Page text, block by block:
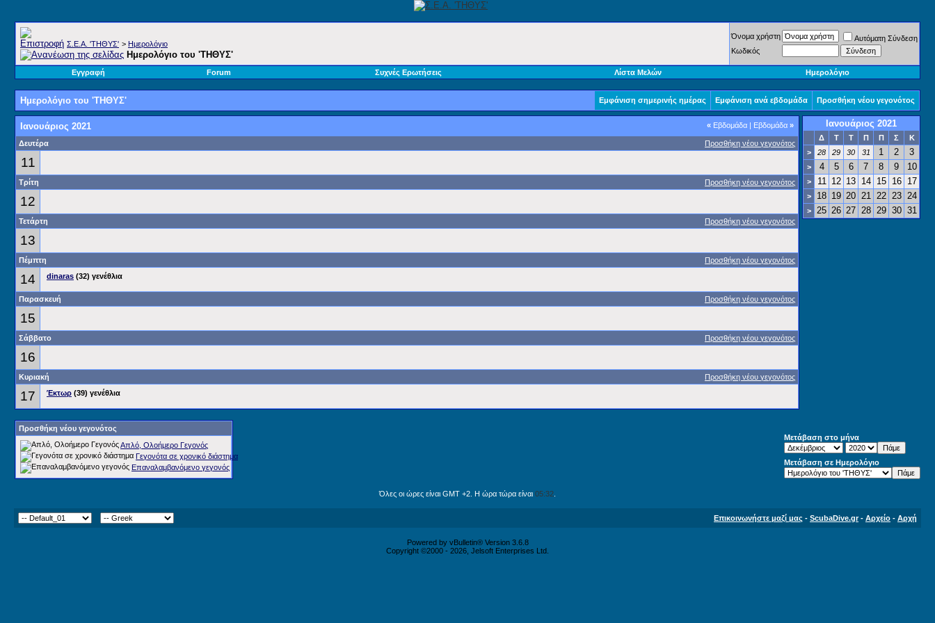
Σ.E.A. 'ΤΗΘΥΣ' > Ημερολόγιο
Ημερολόγιο του 'ΤΗΘΥΣ'
Όνομα χρήστη
Αυτόματη Σύνδεση
Κωδικός
Εγγραφή Forum Συχνές Ερωτήσεις Λίστα Μελών Ημερολόγιο
Ημερολόγιο του 'ΤΗΘΥΣ' Εμφάνιση σημερινής ημέρας Εμφάνιση ανά εβδομάδα Προσθήκη νέου γεγονότος
« Εβδομάδα | Εβδομάδα »
Ιανουάριος 2021
Προσθήκη νέου γεγονότος
Δευτέρα
11
Προσθήκη νέου γεγονότος
Τρίτη
12
Προσθήκη νέου γεγονότος
Τετάρτη
13
Προσθήκη νέου γεγονότος
Πέμπτη
14 dinaras (32) γενέθλια
Προσθήκη νέου γεγονότος
Παρασκευή
15
Προσθήκη νέου γεγονότος
Σάββατο
16
Προσθήκη νέου γεγονότος
Κυριακή
17 Έκτωρ (39) γενέθλια
Ιανουάριος 2021
Δ Τ Τ Π Π Σ
Κ
>
28 29 30 31 1 2 3
> 4 5 6 7 8 9 10
> 11 12 13 14 15 16 17
> 18 19 20 21 22 23 24
> 25 26 27 28 29 30 31
Προσθήκη νέου γεγονότος
Απλό, Ολοήμερο Γεγονός
Γεγονότα σε χρονικό διάστημα
Επαναλαμβανόμενο γεγονός
Μετάβαση στο μήνα
Μετάβαση σε Ημερολόγιο
Όλες οι ώρες είναι GMT +2. Η ώρα τώρα είναι 05:32
Επικοινωνήστε μαζί μας - ScubaDive.gr- Αρχείο - Αρχή
Powered by vBulletin® Version 3.6.8
Copyright ©2000 - 2026, Jelsoft Enterprises Ltd.